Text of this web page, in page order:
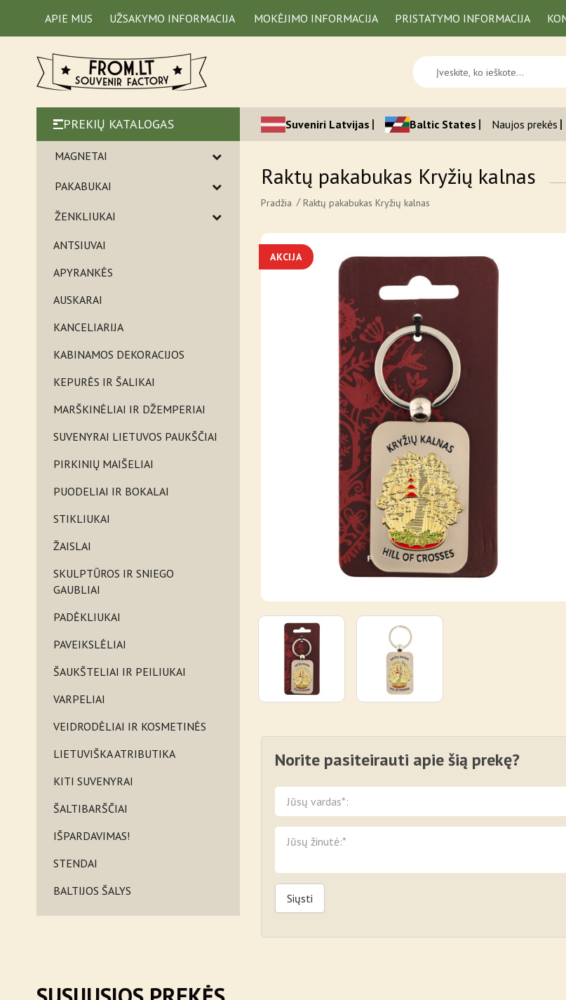
APIE MUS UŽSAKYMO INFORMACIJA MOKĖJIMO INFORMACIJA PRISTATYMO INFORMACIJA
PREKIŲ KATALOGAS
MAGNETAI
PAKABUKAI
ŽENKLIUKAI
ANTSIUVAI
APYRANKĖS
AUSKARAI
KANCELIARIJA
KABINAMOS DEKORACIJOS
KEPURĖS IR ŠALIKAI
MARŠKINĖLIAI IR DŽEMPERIAI
SUVENYRAI LIETUVOS PAUKŠČIAI
PIRKINIŲ MAIŠELIAI
PUODELIAI IR BOKALAI
STIKLIUKAI
ŽAISLAI
SKULPTŪROS IR SNIEGO
GAUBLIAI
PADĖKLIUKAI
PAVEIKSLĖLIAI
ŠAUKŠTELIAI IR PEILIUKAI
VARPELIAI
VEIDRODĖLIAI IR KOSMETINĖS
LIETUVIŠKA ATRIBUTIKA
KITI SUVENYRAI
ŠALTIBARŠČIAI
IŠPARDAVIMAS!
STENDAI
BALTIJOS ŠALYS
Suveniri Latvijas Baltic States Naujos prekės
Raktų pakabukas Kryžių kalnas
Pradžia Raktų pakabukas Kryžių kalnas
AKCIJA
Norite pasiteirauti apie šią prekę?
Siųsti